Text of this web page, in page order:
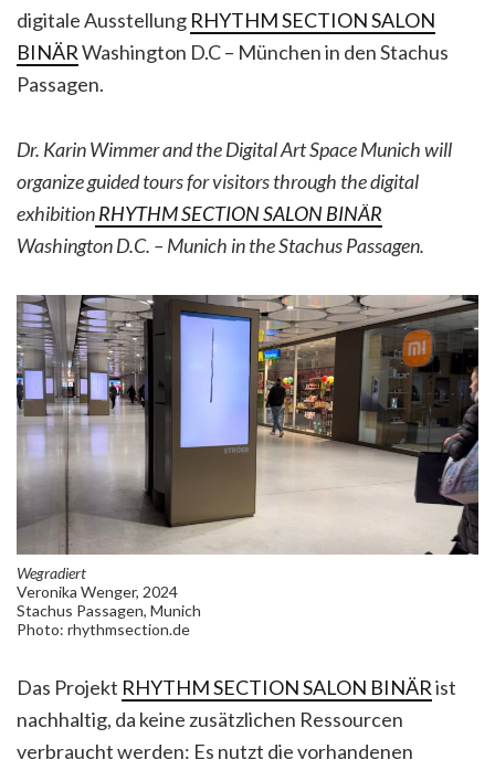
digitale Ausstellung RHYTHM SECTION SALON
BINÄRWashington D.C – München in den Stachus
Passagen.
Dr. Karin Wimmer and the Digital Art Space Munich will
organize guided tours for visitors through the digital
exhibitionRHYTHM SECTION SALON BINÄR
Washington D.C. – Munich in the Stachus Passagen.
Wegradiert
Veronika Wenger, 2024
Stachus Passagen, Munich
Photo: rhythmsection.de
Das Projekt RHYTHM SECTION SALON BINÄRist
nachhaltig, da keine zusätzlichen Ressourcen
verbraucht werden: Es nutzt die vorhandenen